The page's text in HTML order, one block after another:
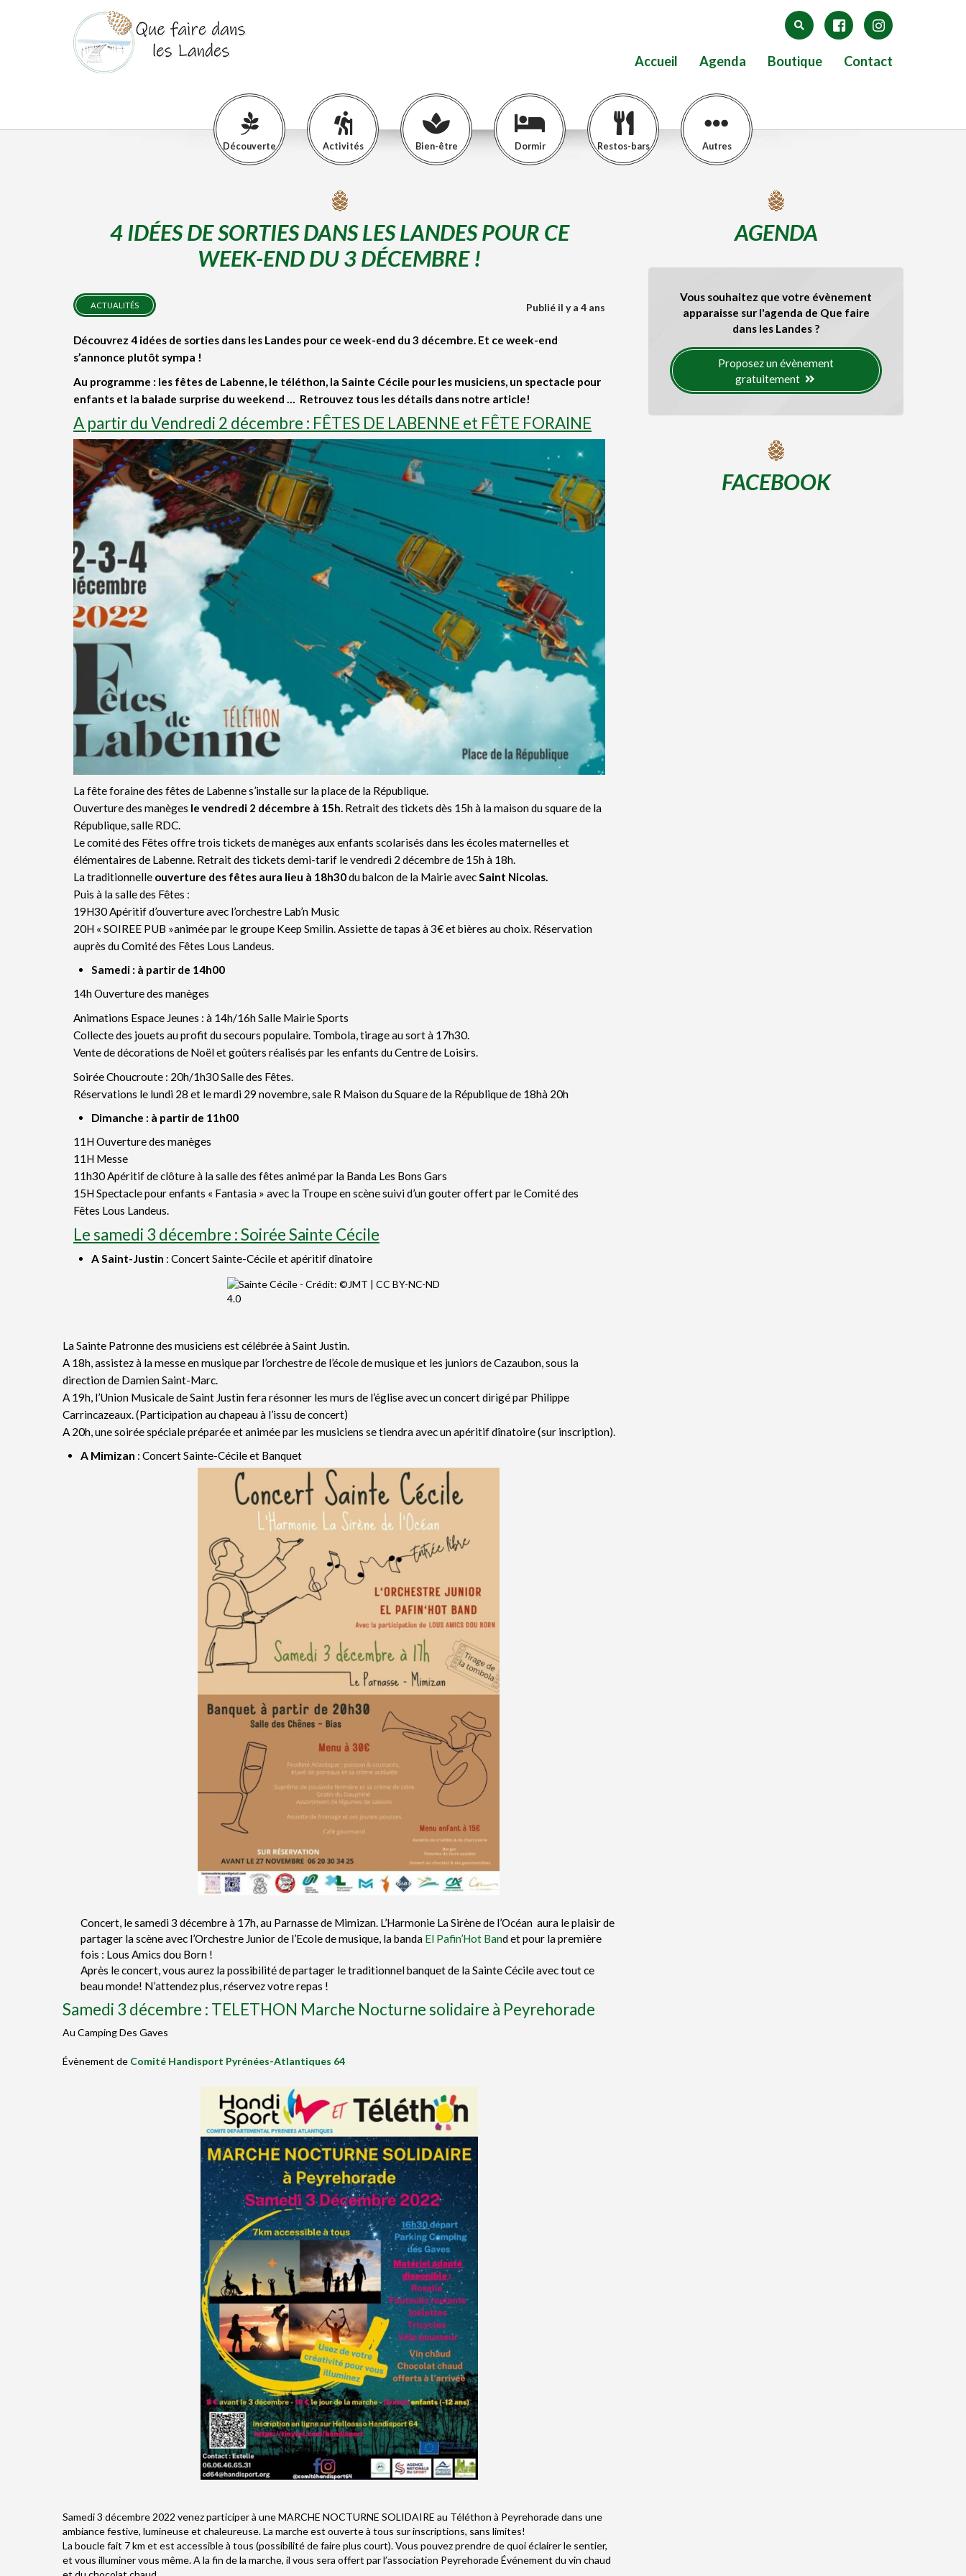
Accueil Agenda Boutique Contact
Découverte Activités Bien-être Dormir Restos-bars Autres
4 IDÉES DE SORTIES DANS LES LANDES POUR CE
WEEK-END DU 3 DÉCEMBRE !
ACTUALITÉS Publié il y a 4 ans
Découvrez 4 idées de sorties dans les Landes pour ce week-end du 3 décembre. Et ce week-end
s’annonce plutôt sympa !
Au programme : les fêtes de Labenne, le téléthon, la Sainte Cécile pour les musiciens, un spectacle pour
enfants et la balade surprise du weekend … Retrouvez tous les détails dans notre article!
A partir du Vendredi 2 décembre : FÊTES DE LABENNE et FÊTE FORAINE
La fête foraine des fêtes de Labenne s’installe sur la place de la République.
Ouverture des manèges le vendredi 2 décembre à 15h. Retrait des tickets dès 15h à la maison du square de la
République, salle RDC.
Le comité des Fêtes offre trois tickets de manèges aux enfants scolarisés dans les écoles maternelles et
élémentaires de Labenne. Retrait des tickets demi-tarif le vendredi 2 décembre de 15h à 18h.
La traditionnelle ouverture des fêtes aura lieu à 18h30du balcon de la Mairie avecSaint Nicolas.
Puis à la salle des Fêtes :
19H30 Apéritif d’ouverture avec l’orchestre Lab’n Music
20H « SOIREE PUB »animée par le groupe Keep Smilin. Assiette de tapas à 3€ et bières au choix. Réservation
auprès du Comité des Fêtes Lous Landeus.
Samedi : à partir de 14h00
14h Ouverture des manèges
Animations Espace Jeunes : à 14h/16h Salle Mairie Sports
Collecte des jouets au profit du secours populaire. Tombola, tirage au sort à 17h30.
Vente de décorations de Noël et goûters réalisés par les enfants du Centre de Loisirs.
Soirée Choucroute : 20h/1h30 Salle des Fêtes.
Réservations le lundi 28 et le mardi 29 novembre, sale R Maison du Square de la République de 18hà 20h
Dimanche : à partir de 11h00
11H Ouverture des manèges
11H Messe
11h30 Apéritif de clôture à la salle des fêtes animé par la Banda Les Bons Gars
15H Spectacle pour enfants « Fantasia » avec la Troupe en scène suivi d’un gouter offert par le Comité des
Fêtes Lous Landeus.
Le samedi 3 décembre : Soirée Sainte Cécile
A Saint-Justin : Concert Sainte-Cécile et apéritif dînatoire
La Sainte Patronne des musiciens est célébrée à Saint Justin.
A 18h, assistez à la messe en musique par l’orchestre de l’école de musique et les juniors de Cazaubon, sous la
direction de Damien Saint-Marc.
A 19h, l’Union Musicale de Saint Justin fera résonner les murs de l’église avec un concert dirigé par Philippe
Carrincazeaux. (Participation au chapeau à l’issu de concert)
A 20h, une soirée spéciale préparée et animée par les musiciens se tiendra avec un apéritif dînatoire (sur inscription).
A Mimizan : Concert Sainte-Cécile et Banquet
Concert, le samedi 3 décembre à 17h, au Parnasse de Mimizan. L’Harmonie La Sirène de l’Océan aura le plaisir de
partager la scène avec l’Orchestre Junior de l’Ecole de musique, la banda El Pafin’Hot Band et pour la première
fois : Lous Amics dou Born !
Après le concert, vous aurez la possibilité de partager le traditionnel banquet de la Sainte Cécile avec tout ce
beau monde! N’attendez plus, réservez votre repas !
Samedi 3 décembre : TELETHON Marche Nocturne solidaire à Peyrehorade
Au Camping Des Gaves
Évènement de Comité Handisport Pyrénées-Atlantiques 64
Samedi 3 décembre 2022 venez participer à une MARCHE NOCTURNE SOLIDAIRE au Téléthon à Peyrehorade dans une
ambiance festive, lumineuse et chaleureuse. La marche est ouverte à tous sur inscriptions, sans limites!
La boucle fait 7 km et est accessible à tous (possibilité de faire plus court). Vous pouvez prendre de quoi éclairer le sentier,
et vous illuminer vous même. A la fin de la marche, il vous sera offert par l’association Peyrehorade Événement du vin chaud
AGENDA
Vous souhaitez que votre évènement
apparaisse sur l'agenda de Que faire
dans les Landes ?
Proposez un évènement
gratuitement
FACEBOOK